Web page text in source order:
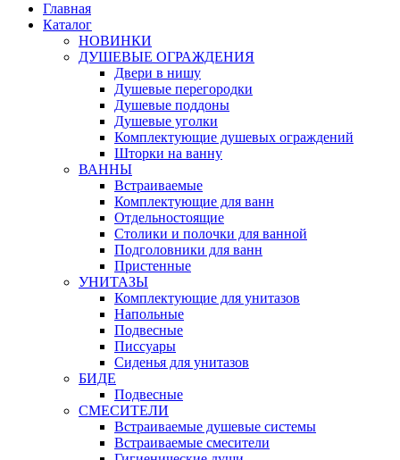
Главная
Каталог
НОВИНКИ
ДУШЕВЫЕ ОГРАЖДЕНИЯ
Двери в нишу
Душевые перегородки
Душевые поддоны
Душевые уголки
Комплектующие душевых ограждений
Шторки на ванну
ВАННЫ
Встраиваемые
Комплектующие для ванн
Отдельностоящие
Столики и полочки для ванной
Подголовники для ванн
Пристенные
УНИТАЗЫ
Комплектующие для унитазов
Напольные
Подвесные
Писсуары
Сиденья для унитазов
БИДЕ
Подвесные
СМЕСИТЕЛИ
Встраиваемые душевые системы
Встраиваемые смесители